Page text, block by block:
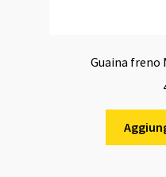
Guaina freno